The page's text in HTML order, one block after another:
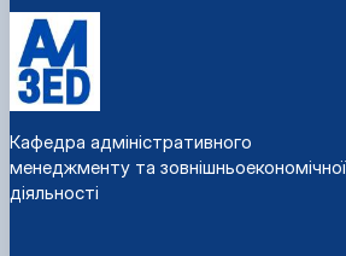
Кафедра адміністративного
менеджменту та зовнішньоекономічної
діяльності